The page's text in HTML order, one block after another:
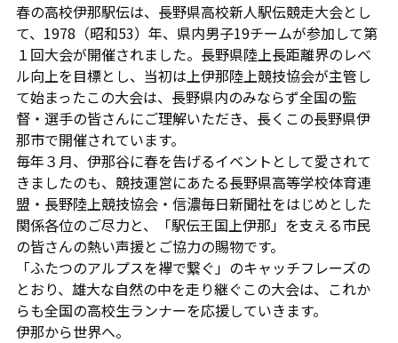
春の高校伊那駅伝は、長野県高校新人駅伝競走大会とし
て、1978（昭和53）年、県内男子19チームが参加して第
１回大会が開催されました。長野県陸上長距離界のレベ
ル向上を目標とし、当初は上伊那陸上競技協会が主管し
て始まったこの大会は、長野県内のみならず全国の監
督・選手の皆さんにご理解いただき、長くこの長野県伊
那市で開催されています。
毎年３月、伊那谷に春を告げるイベントとして愛されて
きましたのも、競技運営にあたる長野県高等学校体育連
盟・長野陸上競技協会・信濃毎日新聞社をはじめとした
関係各位のご尽力と、「駅伝王国上伊那」を支える市民
の皆さんの熱い声援とご協力の賜物です。
「ふたつのアルプスを襷で繋ぐ」のキャッチフレーズの
とおり、雄大な自然の中を走り継ぐこの大会は、これか
らも全国の高校生ランナーを応援していきます。
伊那から世界へ。